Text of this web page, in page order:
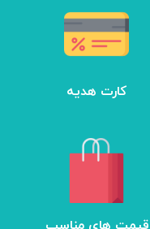
کارت هدیه